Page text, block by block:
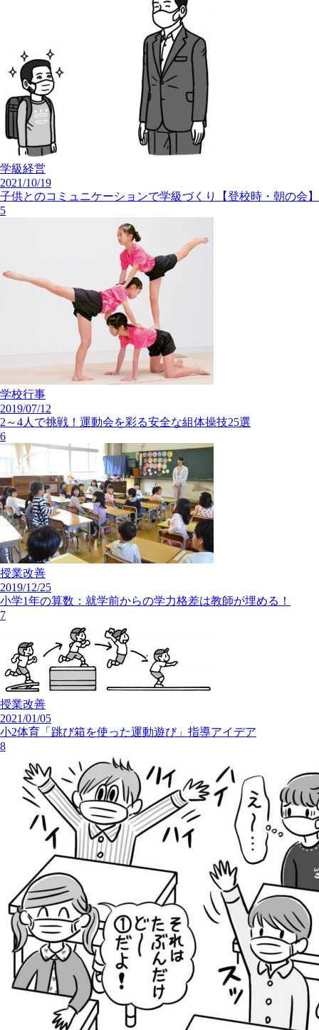
学級経営
2021/10/19
子供とのコミュニケーションで学級づくり【登校時・朝の会】
5
学校行事
2019/07/12
2～4人で挑戦！運動会を彩る安全な組体操技25選
6
授業改善
2019/12/25
小学1年の算数：就学前からの学力格差は教師が埋める！
7
授業改善
2021/01/05
小2体育「跳び箱を使った運動遊び」指導アイデア
8